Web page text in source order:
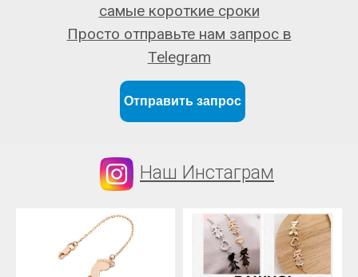
Отправить запрос
самые короткие сроки
Просто отправьте нам запрос в
Telegram
Наш Инстаграм